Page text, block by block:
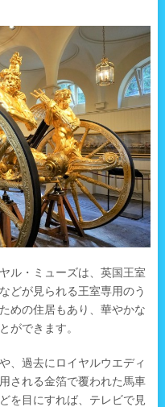
ル・ミューズは、英国王室
どが見られる王室専用のう
めの住居もあり、華やかな
ができます。
、過去にロイヤルウエディ
される金箔で覆われた馬車
を目にすれば、テレビで見